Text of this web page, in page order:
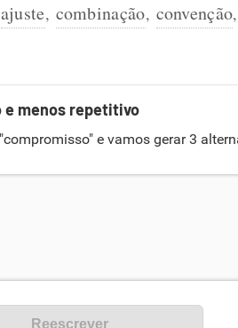
ajuste, combinação, convenção,
e menos repetitivo
e vamos gerar 3